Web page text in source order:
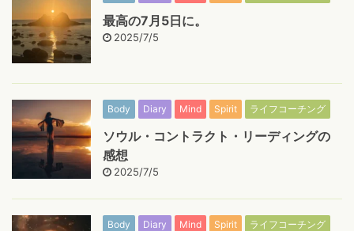
最高の7月5日に。
2025/7/5
Body Diary Mind Spirit ライフコーチング
ソウル・コントラクト・リーディングの
感想
2025/7/5
Body Diary Mind Spirit ライフコーチング